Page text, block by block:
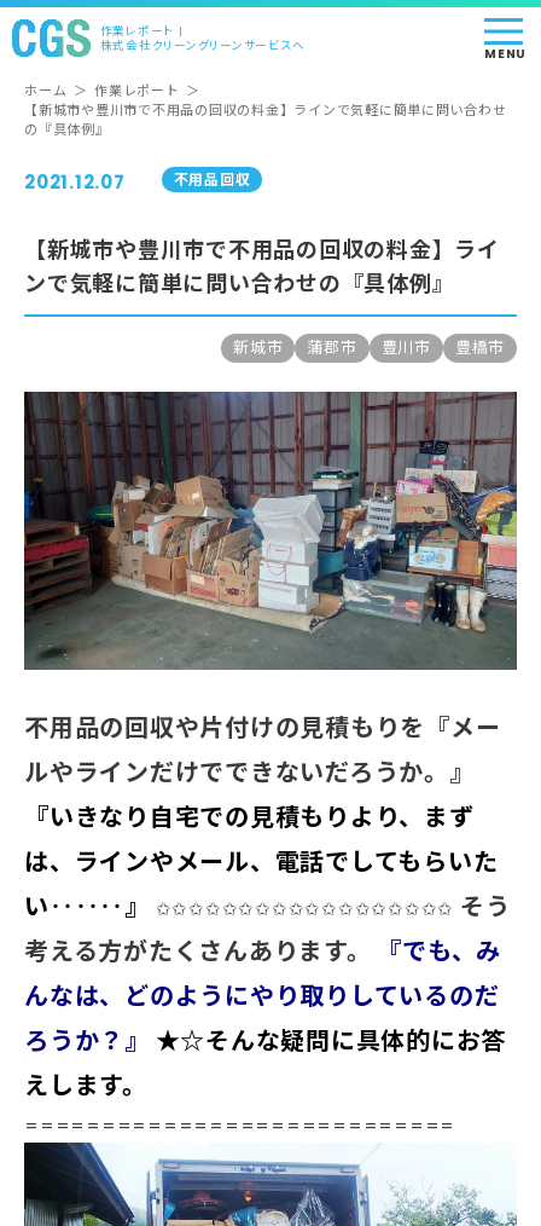
作業レポート |
株式会社クリーングリーンサービスへ
MENU
ホーム ＞ 作業レポート ＞
【新城市や豊川市で不用品の回収の料金】ラインで気軽に簡単に問い合わせ
の『具体例』
2021.12.07 不用品回収
【新城市や豊川市で不用品の回収の料金】ライ
ンで気軽に簡単に問い合わせの『具体例』
新城市 蒲郡市 豊川市 豊橋市
不用品の回収や片付けの見積もりを『メー
ルやラインだけでできないだろうか。』
『いきなり自宅での見積もりより、まず
は、ラインやメール、電話でしてもらいた
い‥‥‥』
✩✩✩✩✩✩✩✩✩✩✩✩✩✩✩✩✩✩ そう
考える方がたくさんあります。
『でも、み
んなは、どのようにやり取りしているのだ
ろうか？』
★☆そんな疑問に具体的にお答
えします。
============================